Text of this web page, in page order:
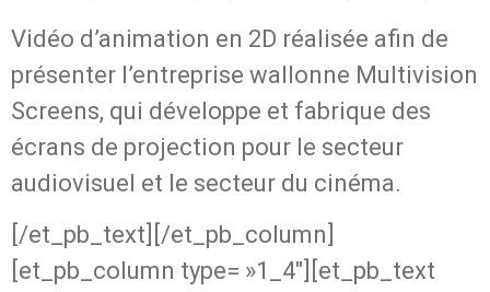
Vidéo d’animation en 2D réalisée afin de
présenter l’entreprise wallonne Multivision
Screens, qui développe et fabrique des
écrans de projection pour le secteur
audiovisuel et le secteur du cinéma.
[/et_pb_text][/et_pb_column]
[et_pb_column type= »1_4″][et_pb_text